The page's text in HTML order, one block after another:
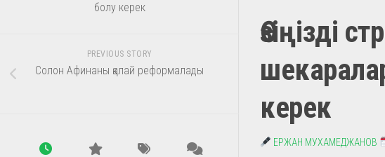
Өзіңізді
керек
ЕРЖАН МУХАМЕДЖАНОВ
болу керек
PREVIOUS STORY
Солон Афинаны қалай реформалады